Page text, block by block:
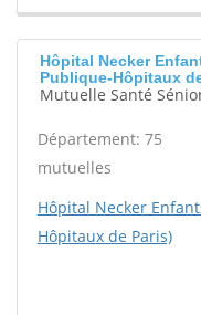
Hôpital Necker
Publique-Hôpitaux
Mutuelle Santé
Département: 75
mutuelles
Hôpital Necker
Hôpitaux de Paris)